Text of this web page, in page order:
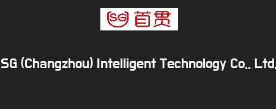
SG (Changzhou) Intelligent Technology Co., Ltd.